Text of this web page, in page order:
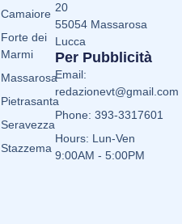
Camaiore
Forte dei
Marmi
Massarosa
Pietrasanta
Seravezza
Stazzema
20
55054 Massarosa
Lucca
Per Pubblicità
Email:
redazionevt@gmail.com
Phone: 393-3317601
Hours: Lun-Ven
9:00AM - 5:00PM